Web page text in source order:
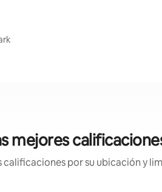
mejores
por su ubicación y